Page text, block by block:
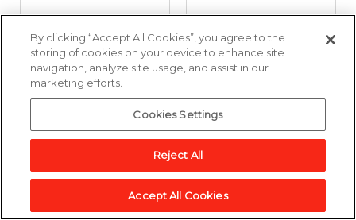
影票好禮即享券
3,857點
加入兌換清單
影票套餐好禮即享券
加入兌換清單
By clicking “Accept All Cookies”, you agree to the
storing of cookies on your device to enhance site
navigation, analyze site usage, and assist in our
marketing efforts.
Cookies Settings
Reject All
Accept All Cookies